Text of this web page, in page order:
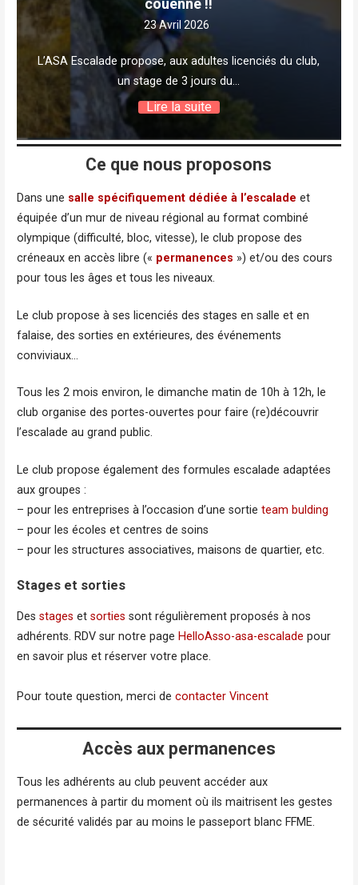
couenne !!
23 Avril 2026
L’ASA Escalade propose, aux adultes licenciés du club,
un stage de 3 jours du…
Lire la suite
Ce que nous proposons
Dans une salle spécifiquement dédiée à l’escalade et
équipée d’un mur de niveau régional au format combiné
olympique (difficulté, bloc, vitesse), le club propose des
créneaux en accès libre (« permanences ») et/ou des cours
pour tous les âges et tous les niveaux.
Le club propose à ses licenciés des stages en salle et en
falaise, des sorties en extérieures, des événements
conviviaux…
Tous les 2 mois environ, le dimanche matin de 10h à 12h, le
club organise des portes-ouvertes pour faire (re)découvrir
l’escalade au grand public.
Le club propose également des formules escalade adaptées
aux groupes :
– pour les entreprises à l’occasion d’une sortie team bulding
– pour les écoles et centres de soins
– pour les structures associatives, maisons de quartier, etc.
Stages et sorties
Des stages et sorties sont régulièrement proposés à nos
adhérents. RDV sur notre page HelloAsso-asa-escalade pour
en savoir plus et réserver votre place.
Pour toute question, merci de contacter Vincent
Accès aux permanences
Tous les adhérents au club peuvent accéder aux
permanences à partir du moment où ils maitrisent les gestes
de sécurité validés par au moins le passeport blanc FFME.